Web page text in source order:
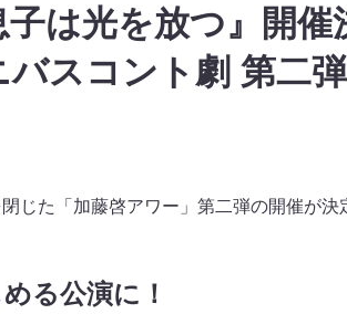
は光を放つ』開催
スコント劇 第二
じた「加藤啓アワー」第二弾の開催が決
る公演に！